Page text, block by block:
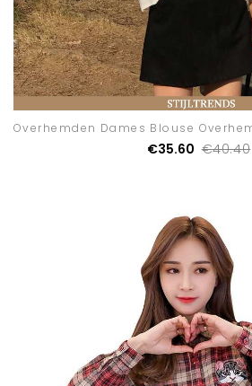
€35.60 €40.40